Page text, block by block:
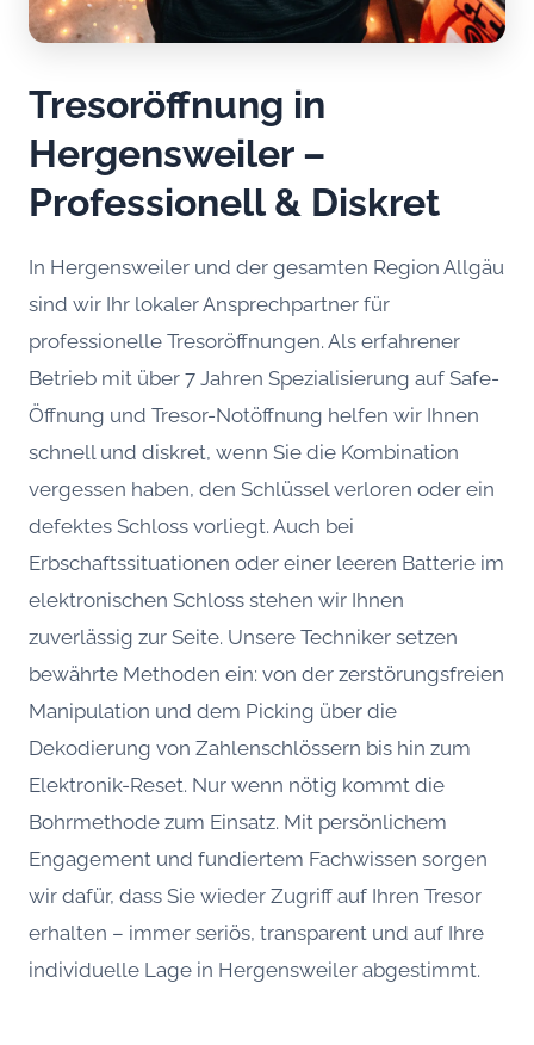
Tresoröffnung in
Hergensweiler –
Professionell & Diskret
In Hergensweiler und der gesamten Region Allgäu
sind wir Ihr lokaler Ansprechpartner für
professionelle Tresoröffnungen. Als erfahrener
Betrieb mit über 7 Jahren Spezialisierung auf Safe-
Öffnung und Tresor-Notöffnung helfen wir Ihnen
schnell und diskret, wenn Sie die Kombination
vergessen haben, den Schlüssel verloren oder ein
defektes Schloss vorliegt. Auch bei
Erbschaftssituationen oder einer leeren Batterie im
elektronischen Schloss stehen wir Ihnen
zuverlässig zur Seite. Unsere Techniker setzen
bewährte Methoden ein: von der zerstörungsfreien
Manipulation und dem Picking über die
Dekodierung von Zahlenschlössern bis hin zum
Elektronik-Reset. Nur wenn nötig kommt die
Bohrmethode zum Einsatz. Mit persönlichem
Engagement und fundiertem Fachwissen sorgen
wir dafür, dass Sie wieder Zugriff auf Ihren Tresor
erhalten – immer seriös, transparent und auf Ihre
individuelle Lage in Hergensweiler abgestimmt.